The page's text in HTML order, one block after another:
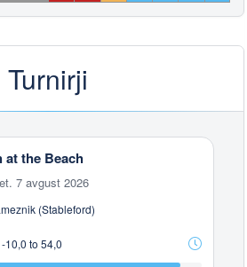
Turnirji
at the Beach
7 avgust 2026
(Stableford)
10,0 to 54,0